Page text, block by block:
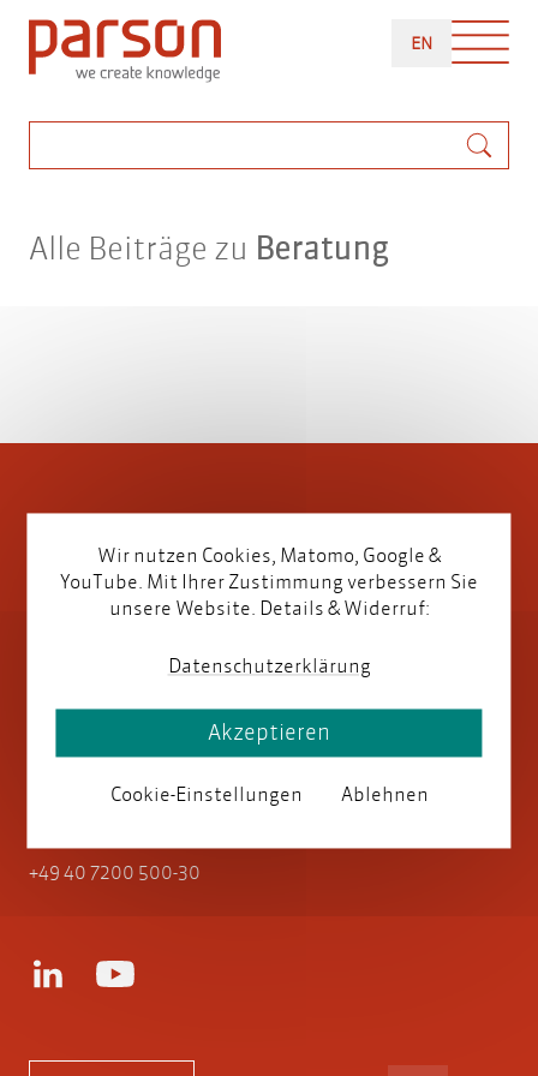
Direkt
zum
Inhalt
ENENGLISH
Alle Beiträge zu Beratung
Reinbeker Redder 94
21031 Hamburg, Germany
+49 40 7200 500-30
Wir nutzen Cookies, Matomo, Google &
YouTube. Mit Ihrer Zustimmung verbessern Sie
unsere Website. Details & Widerruf:
Datenschutzerklärung
Cookie-Einstellungen Ablehnen
Akzeptieren